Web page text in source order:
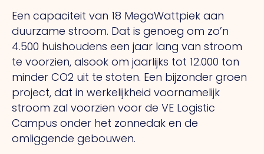
Een capaciteit van 18 MegaWattpiek aan
duurzame stroom. Dat is genoeg om zo’n
4.500 huishoudens een jaar lang van stroom
te voorzien, alsook om jaarlijks tot 12.000 ton
minder CO2 uit te stoten. Een bijzonder groen
project, dat in werkelijkheid voornamelijk
stroom zal voorzien voor de VE Logistic
Campus onder het zonnedak en de
omliggende gebouwen.